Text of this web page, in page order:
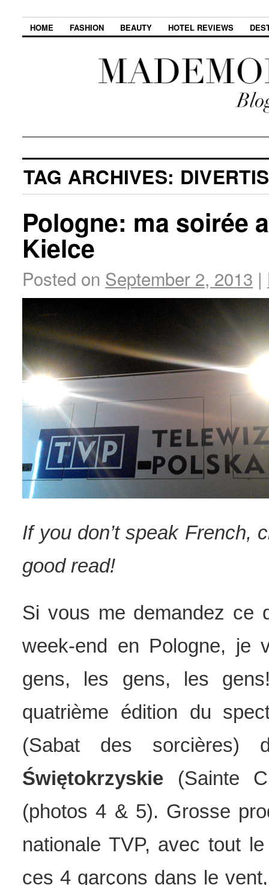
HOME FASHION BEAUTY HOTEL REVIEWS
TAG ARCHIVES:
Pologne: ma soirée
Kielce
Posted on September 2, 2013 |
If you don’t speak French,
good read!
Si vous me demandez ce
week-end en Pologne, je
gens, les gens, les
quatrième édition du
(Sabat des sorcières)
Świętokrzyskie (Sainte
(photos 4 & 5). Grosse
nationale TVP, avec tout
ces 4 garçons dans le